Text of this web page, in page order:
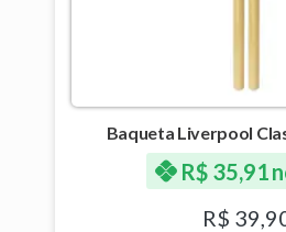
Baqueta Liverpool
R$
R$35,91